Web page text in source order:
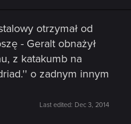
otrzymał od
- Geralt obnażył
z katakumb na
o zadnym innym
Last edited: Dec 3, 2014